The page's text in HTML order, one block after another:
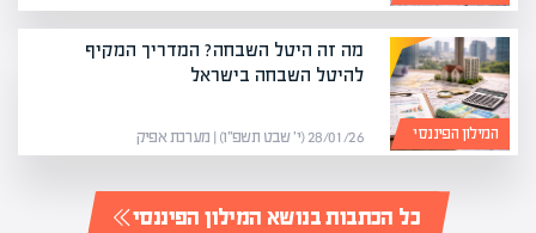
המילון הפיננסי
מה זה היטל השבחה? המדריך המקיף
להיטל השבחה בישראל
28/01/26 (י׳ שבט תשפ״ו) | מערכת אפיק
כל הכתבות בנושא המילון הפיננסי